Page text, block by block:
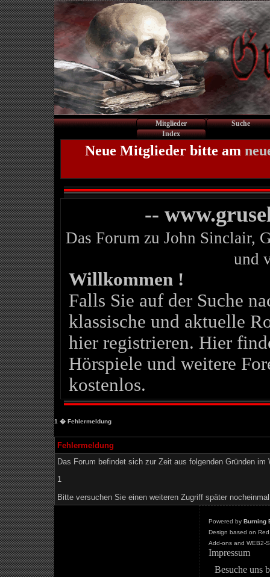
Mitglieder
Suche
Index
Neue Mitglieder bitte am
--
Das Forum zu John Sinclair,
und
Willkommen !
Falls Sie auf der Suche
klassische und aktuelle
hier registrieren. Hier
Hörspiele und weitere
kostenlos.
1 � Fehlermeldung
Fehlermeldung
Das Forum befindet sich zur Zeit aus folgenden Gründen im
1
Bitte versuchen Sie einen weiteren Zugriff später
Powered by Burning
Design based on
Add-ons and WEB2-
Impressum
Besuche uns